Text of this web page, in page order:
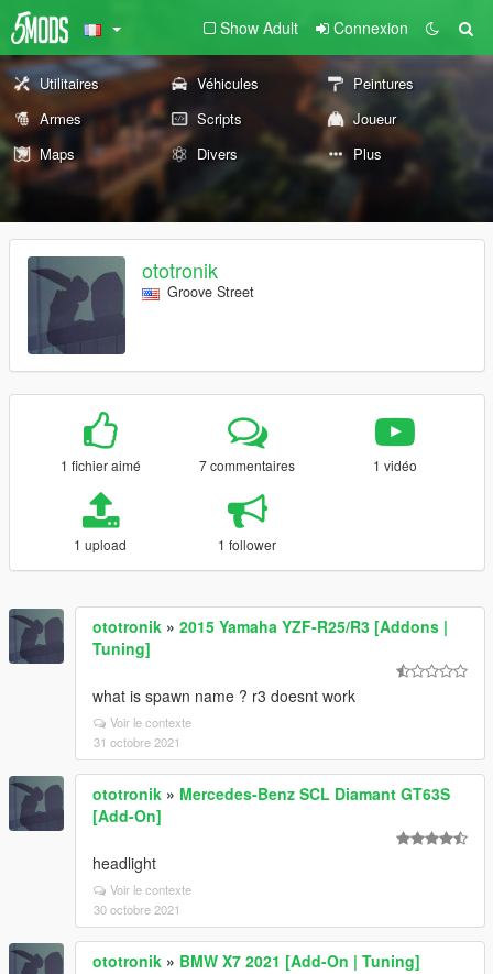
Show Adult Connexion
Utilitaires Véhicules
Peintures
Armes
Scripts
Joueur
Maps
Divers Plus
ototronik
Groove Street
1 fichier aimé 7 commentaires 1 vidéo
1 upload 1 follower
ototronik » 2015 Yamaha YZF-R25/R3 [Addons |
Tuning]
what is spawn name ? r3 doesnt work
Voir le contexte
31 octobre 2021
ototronik » Mercedes-Benz SCL Diamant GT63S
[Add-On]
headlight
Voir le contexte
30 octobre 2021
ototronik » BMW X7 2021 [Add-On | Tuning]